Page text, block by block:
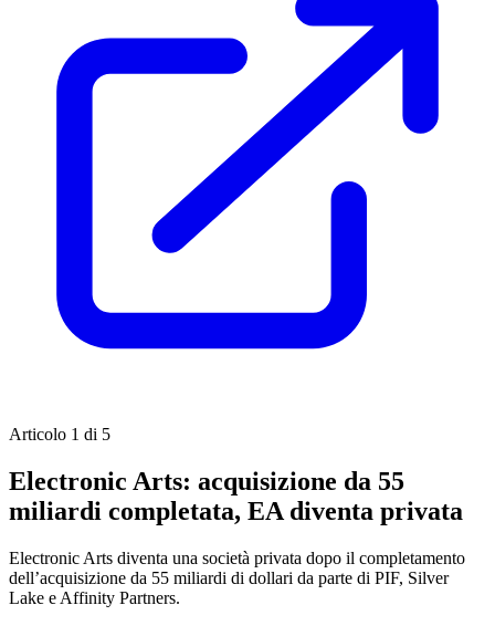
Articolo 1 di 5
Electronic Arts: acquisizione da 55
miliardi completata, EA diventa privata
Electronic Arts diventa una società privata dopo il completamento
dell’acquisizione da 55 miliardi di dollari da parte di PIF, Silver
Lake e Affinity Partners.